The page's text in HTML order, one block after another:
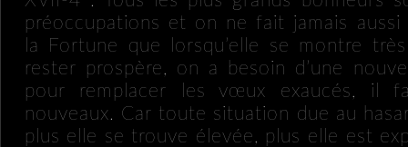
préoccupations et on ne fait jamais
la Fortune que lorsqu’elle se montre
rester prospère, on a besoin d’une
pour remplacer les vœux exaucés, il
nouveaux. Car toute situation due au
plus elle se trouve élevée, plus elle est